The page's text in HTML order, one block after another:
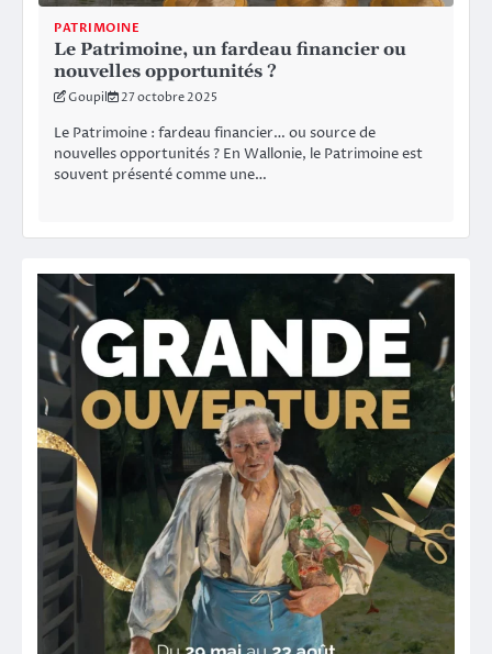
PATRIMOINE
Le Patrimoine, un fardeau financier ou
nouvelles opportunités ?
Goupil 27 octobre 2025
Le Patrimoine : fardeau financier… ou source de
nouvelles opportunités ? En Wallonie, le Patrimoine est
souvent présenté comme une…